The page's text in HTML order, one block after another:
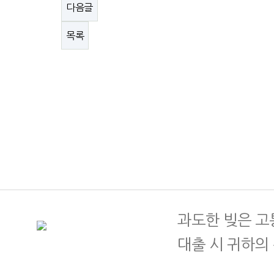
다음글
목록
과도한 빚은
대출 시 귀하